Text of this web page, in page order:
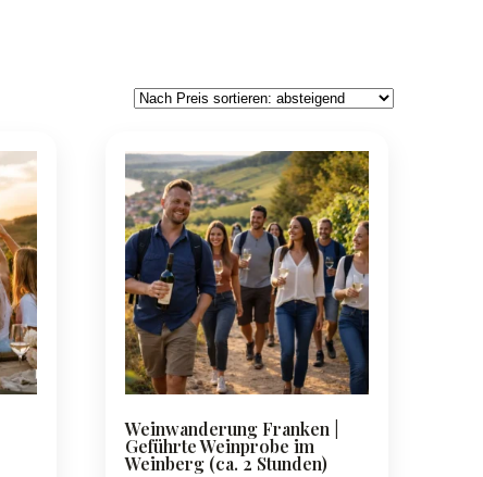
Weinwanderung Franken |
Geführte Weinprobe im
Weinberg (ca. 2 Stunden)